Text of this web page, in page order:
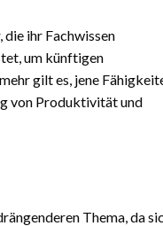
ihr Fachwissen
um künftigen
gilt es, jene
von Produktivität und
Thema, da